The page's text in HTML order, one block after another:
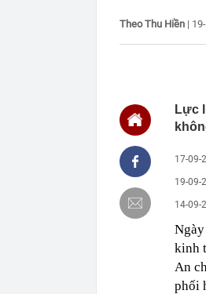
Theo Thu Hiền |
Lực
17-09-
19-09-
14-09-
kinh
An
phối